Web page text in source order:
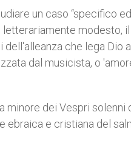
un caso “specifico
modesto,
che lega Dio
dal musicista, o
minore dei Vespri
ebraica e cristiana del